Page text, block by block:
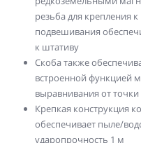
резьба для крепления
подвешивания
к штативу
Скоба также
встроенной функцией
выравнивания от точки
Крепкая конструкция
обеспечивает пыле/
ударопрочность 1 м